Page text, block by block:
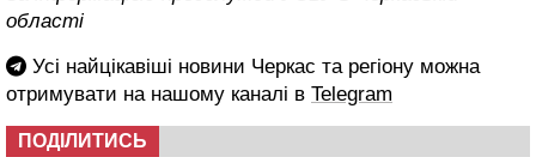
області
Усі найцікавіші новини Черкас та регіону можна
отримувати на нашому каналі в Telegram
ПОДІЛИТИСЬ